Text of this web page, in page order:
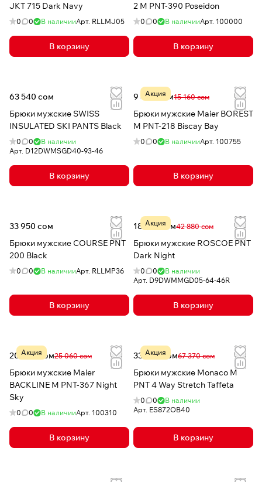
JKT 715 Dark Navy
0 0 В наличииАрт. RLLMJ05
В корзину
2 M PNT-390 Poseidon
0 0 В наличииАрт. 100000
В корзину
63 540 сом
Брюки мужские SWISS
INSULATED SKI PANTS Black
0 0
В наличии
Арт. D12DWMSGD40-93-46
В корзину
Акция
9 466 сом15 160 сом
Брюки мужские Maier BOREST
M PNT-218 Biscay Bay
0 0 В наличииАрт. 100755
В корзину
33 950 сом
Брюки мужские COURSE PNT
200 Black
0 0 В наличииАрт. RLLMP36
В корзину
Акция
18 519 сом42 880 сом
Брюки мужские ROSCOE PNT
Dark Night
0 0
В наличии
Арт. D9DWMMGD05-64-46R
В корзину
Акция
20 048 сом25 060 сом
Брюки мужские Maier
BACKLINE M PNT-367 Night
Sky
0 0 В наличииАрт. 100310
В корзину
Акция
33 089 сом67 370 сом
Брюки мужские Monaco M
PNT 4 Way Stretch Taffeta
0 0
В наличии
Арт. ES872OB40
В корзину